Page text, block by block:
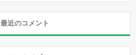
最近のコメント